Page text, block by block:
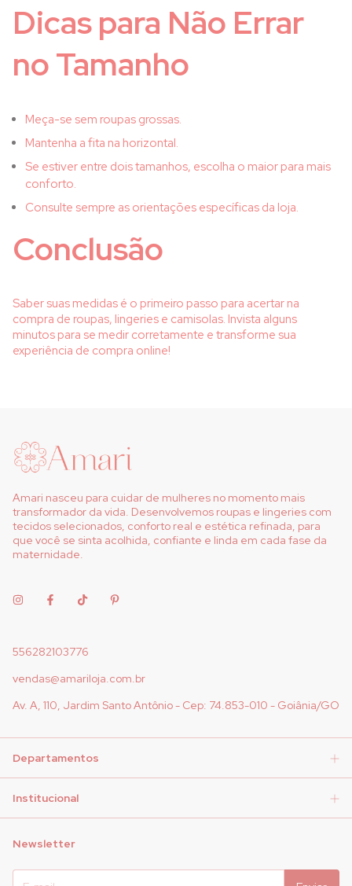
Dicas para Não Errar
no Tamanho
Meça-se sem roupas grossas.
Mantenha a fita na horizontal.
Se estiver entre dois tamanhos, escolha o maior para mais
conforto.
Consulte sempre as orientações específicas da loja.
Conclusão
Saber suas medidas é o primeiro passo para acertar na
compra de roupas, lingeries e camisolas. Invista alguns
minutos para se medir corretamente e transforme sua
experiência de compra online!
Amari nasceu para cuidar de mulheres no momento mais
transformador da vida. Desenvolvemos roupas e lingeries com
tecidos selecionados, conforto real e estética refinada, para
que você se sinta acolhida, confiante e linda em cada fase da
maternidade.
556282103776
vendas@amariloja.com.br
Av. A, 110, Jardim Santo Antônio - Cep: 74.853-010 - Goiânia/GO
Departamentos
Institucional
Newsletter